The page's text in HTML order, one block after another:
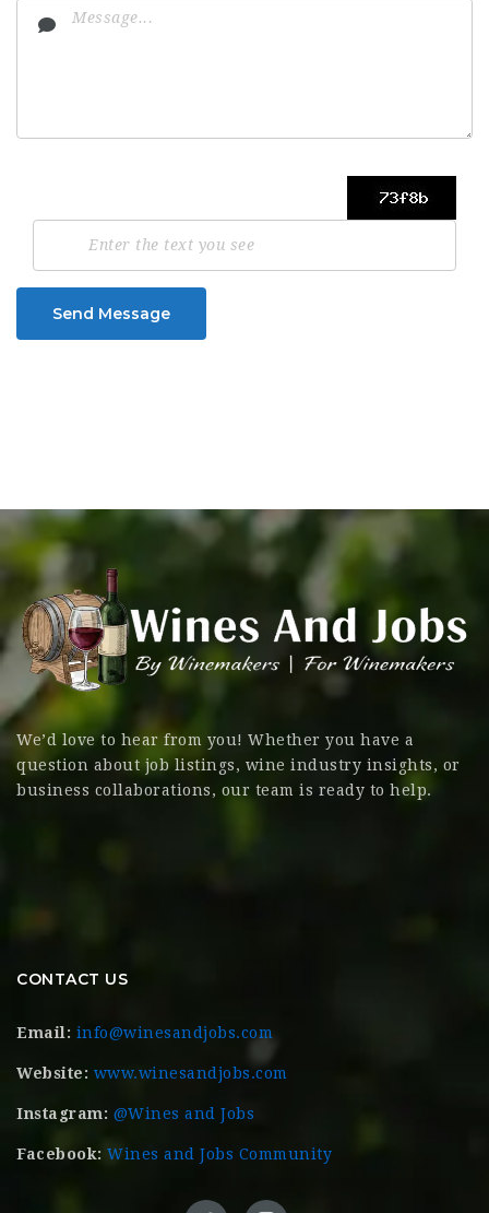
Send Message
We’d love to hear from you! Whether you have a
question about job listings, wine industry insights, or
business collaborations, our team is ready to help.
CONTACT US
Email: info@winesandjobs.com
Website: www.winesandjobs.com
Instagram: @Wines and Jobs
Facebook: Wines and Jobs Community